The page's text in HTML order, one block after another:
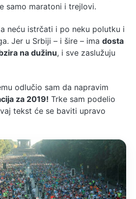
samo maratoni i trejlovi.
neću istrčati i po neku polutku i
Jer u Srbiji – i šire – ima dosta
na dužinu, i sve zaslužuju
odlučio sam da napravim
za 2019! Trke sam podelio
tekst će se baviti upravo